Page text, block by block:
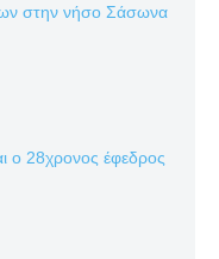
στην νήσο Σάσωνα
ο 28χρονος έφεδρος